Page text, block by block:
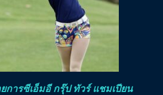
การซีเอ็มอี กรุ๊ป ทัวร์ แชมเปียน